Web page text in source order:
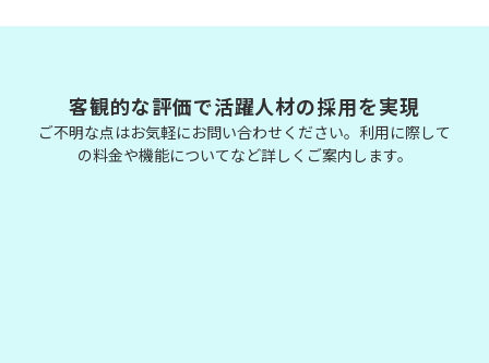
客観的な評価で活躍人材の採用を実現
ご不明な点はお気軽にお問い合わせください。利用に際して
の料金や機能についてなど詳しくご案内します。